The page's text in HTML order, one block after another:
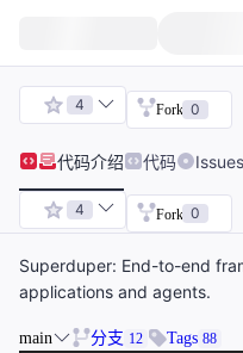
4 Fork 0
代码介绍 代码 Issues
4 Fork 0
Superduper: End-to-end
applications and agents.
main 分支 12 Tags 88